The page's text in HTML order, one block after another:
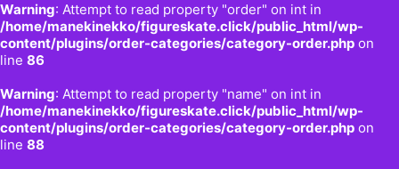
Warning: Attempt to read property "order" on int in
/home/manekinekko/figureskate.click/public_html/wp-
content/plugins/order-categories/category-order.php on
line 86
Warning: Attempt to read property "name" on int in
/home/manekinekko/figureskate.click/public_html/wp-
content/plugins/order-categories/category-order.php on
line 88